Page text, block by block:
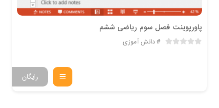
پاورپوینت فصل سوم ریاضی ششم
دانش آموزی
رایگان